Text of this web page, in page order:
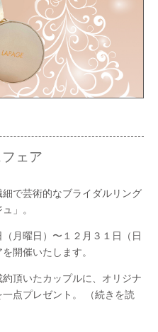
ェア
で芸術的なブライダルリング
」。
月曜日）〜１２月３１日（日
開催いたします。
頂いたカップルに、オリジナ
点プレゼント。
（続きを読